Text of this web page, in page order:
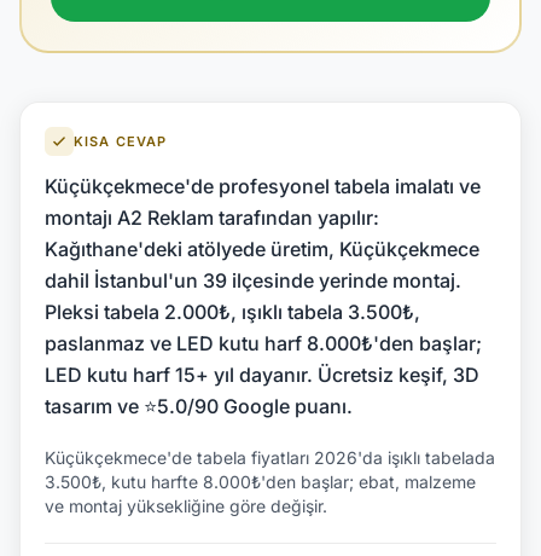
KISA CEVAP
Küçükçekmece'de profesyonel tabela imalatı ve
montajı A2 Reklam tarafından yapılır:
Kağıthane'deki atölyede üretim, Küçükçekmece
dahil İstanbul'un 39 ilçesinde yerinde montaj.
Pleksi tabela 2.000₺, ışıklı tabela 3.500₺,
paslanmaz ve LED kutu harf 8.000₺'den başlar;
LED kutu harf 15+ yıl dayanır. Ücretsiz keşif, 3D
tasarım ve ⭐5.0/90 Google puanı.
Küçükçekmece'de tabela fiyatları 2026'da işıklı tabelada
3.500₺, kutu harfte 8.000₺'den başlar; ebat, malzeme
ve montaj yüksekliğine göre değişir.